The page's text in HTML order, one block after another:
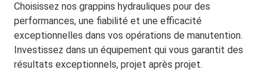
Choisissez nos grappins hydrauliques pour des
performances, une fiabilité et une efficacité
exceptionnelles dans vos opérations de manutention.
Investissez dans un équipement qui vous garantit des
résultats exceptionnels, projet après projet.